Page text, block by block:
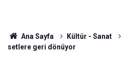
Ana Sayfa Kültür - Sanat
setlere geri dönüyor